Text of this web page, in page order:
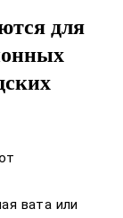
для
вата или